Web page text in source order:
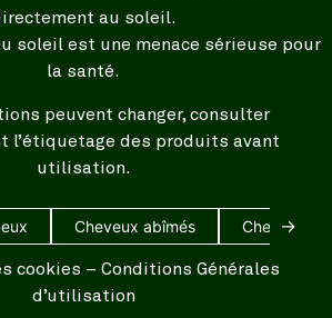
au soleil.
soleil est une menace sérieuse pour
la santé.
peuvent changer, consulter
l’étiquetage des produits avant
utilisation.
Cheveux abîmés Cheveux
→
cookies – Conditions Générales
d’utilisation